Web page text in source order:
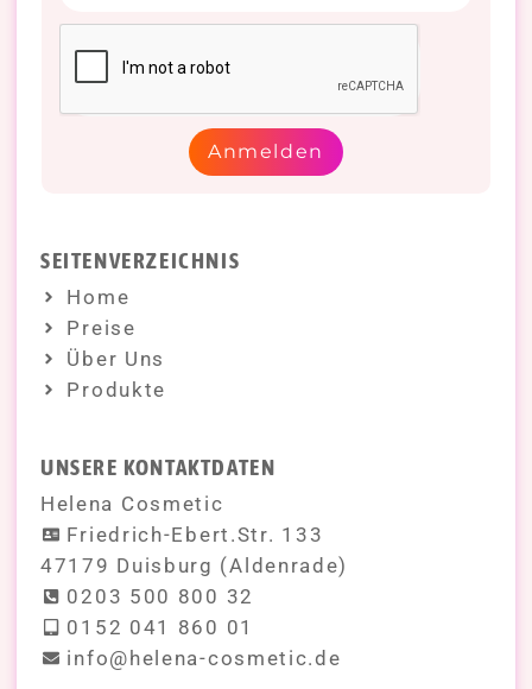
Anmelden
SEITENVERZEICHNIS
Home
Preise
Über Uns
Produkte
UNSERE KONTAKTDATEN
Helena Cosmetic
Friedrich-Ebert.Str. 133
47179 Duisburg (Aldenrade)
0203 500 800 32
0152 041 860 01
info@helena-cosmetic.de